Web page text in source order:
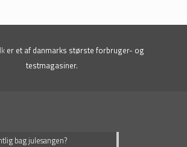
er et af danmarks største forbruger- og
testmagasiner.
bag julesangen?